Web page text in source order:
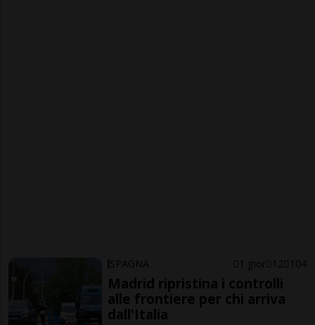
SPAGNA 1 gior 12 104
Madrid ripristina i controlli
alle frontiere per chi arriva
dall'Italia